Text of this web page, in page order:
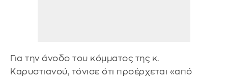
Για την άνοδο του κόμματος της κ.
Καρυστιανού, τόνισε ότι προέρχεται «από